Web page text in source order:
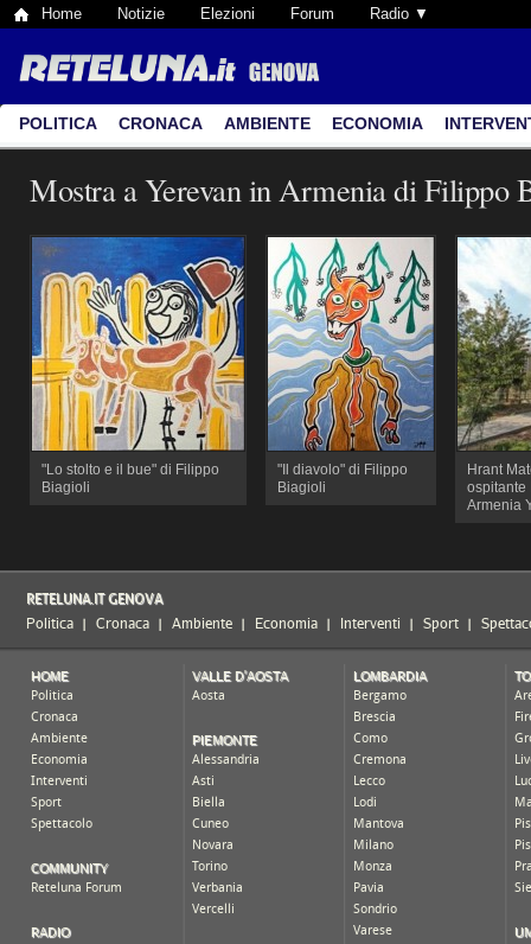
Home Notizie Elezioni Forum Radio ▼
POLITICA CRONACA AMBIENTE ECONOMIA
Mostra a Yerevan in Armenia di Filippo
"Lo stolto e il bue" di Filippo
Biagioli
"Il diavolo" di Filippo
Biagioli
Hrant
ospitante
Armenia